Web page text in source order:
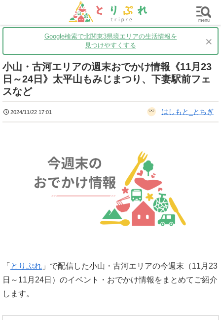
茨城 グルメ 買い物 子育て
Google検索で北関東3県境エリアの生活情報を
見つけやすくする
×
小山・古河エリアの週末おでかけ情報《11月23
日～24日》太平山もみじまつり、下妻駅前フェ
スなど
2024/11/22 17:01 はしもと_とちぎ
「 とりぷれ 」で配信した小山・古河エリアの今週末（11月23
日～11月24日）のイベント・おでかけ情報をまとめてご紹介
します。
menu